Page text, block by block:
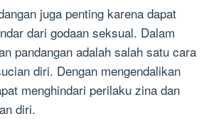
juga penting karena dapat
dari godaan seksual. Dalam
pandangan adalah salah satu cara
diri. Dengan mengendalikan
menghindari perilaku zina dan
diri.